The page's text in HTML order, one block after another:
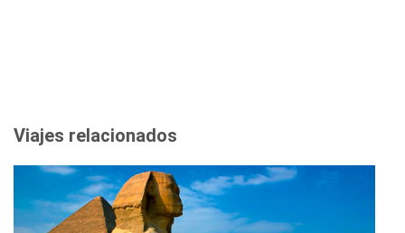
Viajes relacionados